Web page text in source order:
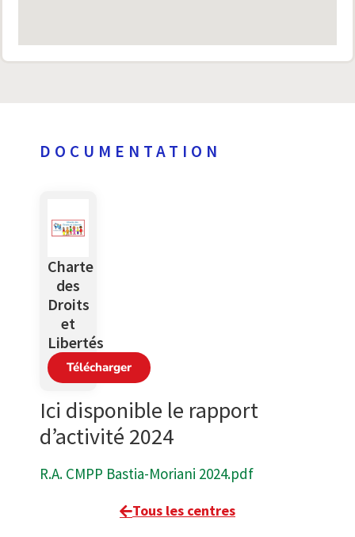
DOCUMENTATION
Charte
des
Droits
et
Libertés
Télécharger
Ici disponible le rapport
d’activité 2024
R.A. CMPP Bastia-Moriani 2024.pdf
Tous les centres